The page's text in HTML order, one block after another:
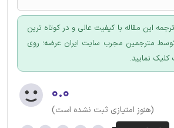
این مقاله با کیفیت عالی و در کوتاه ترین
مترجمین مجرب سایت ایران عرضه؛ روی
نمایید.
۰.۰
(هنوز امتیازی ثبت نشده است)